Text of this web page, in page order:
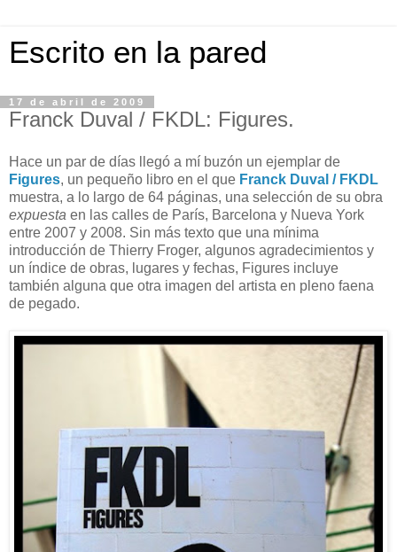
Escrito en la pared
17 de abril de 2009
Franck Duval / FKDL: Figures.
Hace un par de días llegó a mí buzón un ejemplar de
Figures, un pequeño libro en el que Franck Duval / FKDL
muestra, a lo largo de 64 páginas, una selección de su obra
expuesta en las calles de París, Barcelona y Nueva York
entre 2007 y 2008. Sin más texto que una mínima
introducción de Thierry Froger, algunos agradecimientos y
un índice de obras, lugares y fechas, Figures incluye
también alguna que otra imagen del artista en pleno faena
de pegado.